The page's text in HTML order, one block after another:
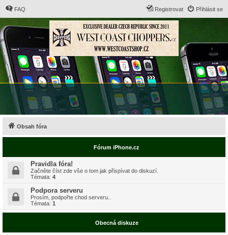
FAQ Přihlásit se
Registrovat
Obsah fóra
Fórum iPhone.cz
Pravidla fóra!
Začněte číst zde vše o tom jak přispívat do diskuzí.
Témata: 4
Podpora serveru
Prosím, podpořte chod serveru..
Témata: 1
Obecná diskuze